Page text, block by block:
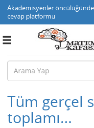
Akademisyenler
cevap platformu
Toggle
Tüm gerçel
toplamı...